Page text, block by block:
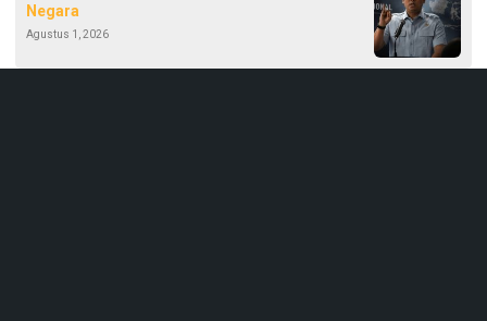
Negara
Agustus 1, 2026